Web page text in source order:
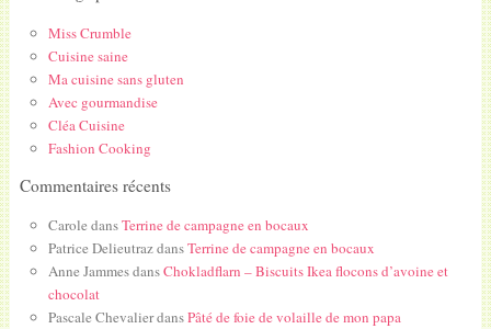
Miss Crumble
Cuisine saine
Ma cuisine sans gluten
Avec gourmandise
Cléa Cuisine
Fashion Cooking
Commentaires récents
Carole dansTerrine de campagne en bocaux
Patrice DelieutrazdansTerrine de campagne en bocaux
Anne JammesdansChokladflarn – Biscuits Ikea flocons d’avoine et
chocolat
Pascale ChevalierdansPâté de foie de volaille de mon papa